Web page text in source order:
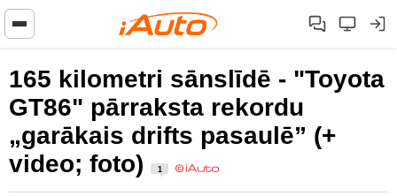
165 kilometri sānslīdē - "Toyota
GT86" pārraksta rekordu
„garākais drifts pasaulē” (+
video; foto)
1